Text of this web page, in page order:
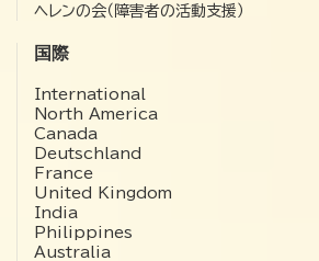
ヘレンの会（障害者の活動支援）
国際
International
North America
Canada
Deutschland
France
United Kingdom
India
Philippines
Australia